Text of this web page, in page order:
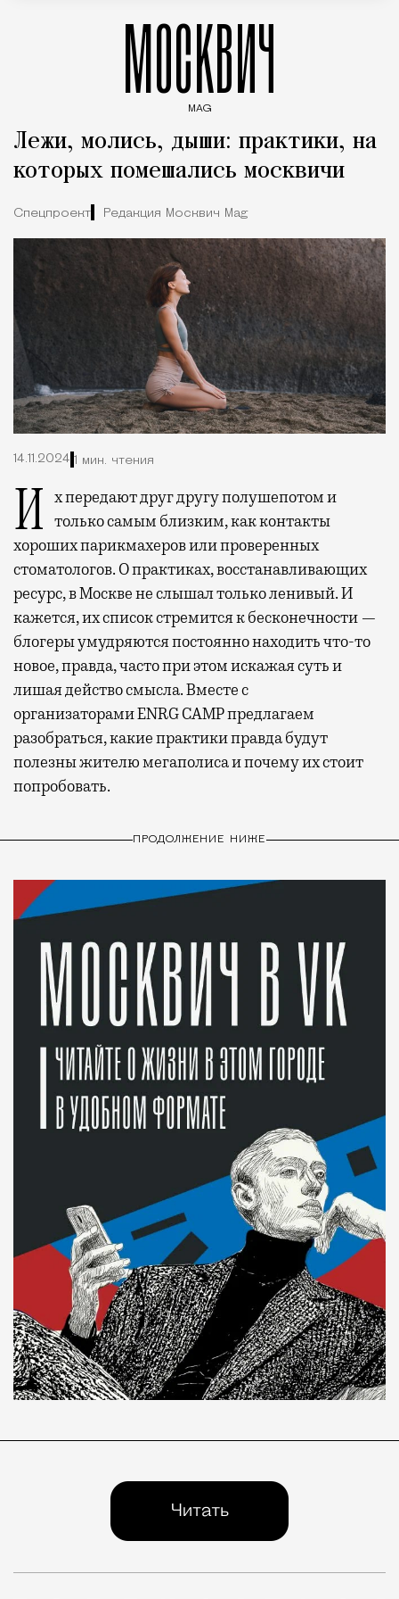
МОСКВИЧ
MAG
Лежи, молись, дыши: практики, на
которых помешались москвичи
Спецпроект Редакция Москвич Mag
14.11.2024 1 мин. чтения
Их передают друг другу полушепотом и только самым близким, как контакты
хороших парикмахеров или проверенных
стоматологов. О практиках, восстанавливающих
ресурс, в Москве не слышал только ленивый. И
кажется, их список стремится к бесконечности —
блогеры умудряются постоянно находить что-то
новое, правда, часто при этом искажая суть и
лишая действо смысла. Вместе с
организаторами ENRG CAMP предлагаем
разобраться, какие практики правда будут
полезны жителю мегаполиса и почему их стоит
попробовать.
ПРОДОЛЖЕНИЕ НИЖЕ
Их передают друг другу полушепотом и только